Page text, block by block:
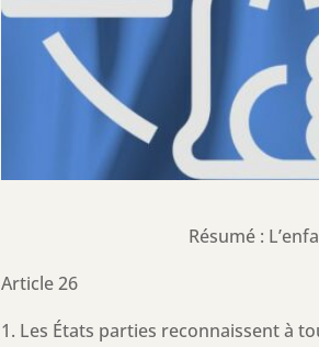
Résumé :
Article 26
1. Les États parties reconnaissent à